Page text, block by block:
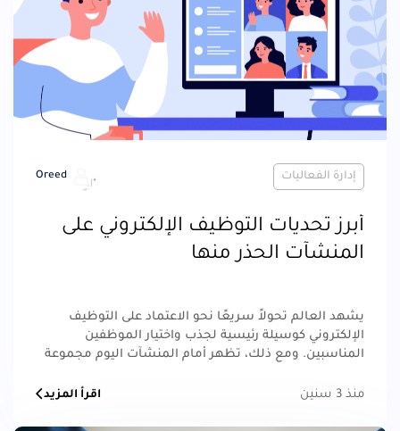
إدارة الفعاليات Oreed
أبرز تحديات التوظيف الإلكتروني على
المنشآت الحذر منها
يشهد العالم تحولاً سريعًا نحو الاعتماد على التوظيف
الإلكتروني كوسيلة رئيسية لجذب واختيار الموظفين
المناسبين. ومع ذلك، تظهر أمام المنشآت اليوم مجموعة
أهداف التوظيف بفعالية وكفاءة.
منذ 3 سنين اقرأ المزيد